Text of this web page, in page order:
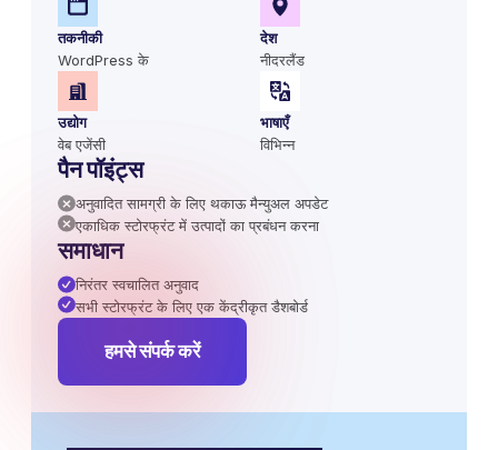
तकनीकी
WordPress के
देश
नीदरलैंड
उद्योग
वेब एजेंसी
भाषाएँ
विभिन्न
पैन पॉइंट्स
अनुवादित सामग्री के लिए थकाऊ मैन्युअल अपडेट
एकाधिक स्टोरफ्रंट में उत्पादों का प्रबंधन करना
समाधान
निरंतर स्वचालित अनुवाद
सभी स्टोरफ्रंट के लिए एक केंद्रीकृत डैशबोर्ड
हमसे संपर्क करें